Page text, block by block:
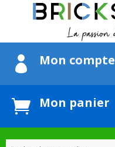
 Mon compte
 Mon panier